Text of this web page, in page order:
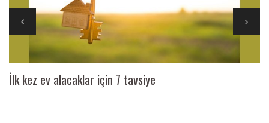
İlk kez ev alacaklar için 7 tavsiye